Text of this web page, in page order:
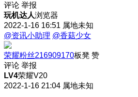
评论 举报
玩机达人浏览器
2022-1-16 16:51 属地未知
@资讯小助理 @香菇少女
荣耀粉丝216909170板凳 赞
评论 举报
LV4荣耀V20
2022-1-16 21:04 属地未知